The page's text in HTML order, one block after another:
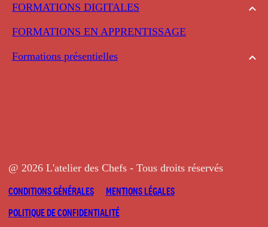
FORMATIONS DIGITALES
FORMATIONS EN APPRENTISSAGE
Formations présentielles
@ 2026 L'atelier des Chefs - Tous droits réservés
CONDITIONS GÉNÉRALES
MENTIONS LÉGALES
POLITIQUE DE CONFIDENTIALITÉ